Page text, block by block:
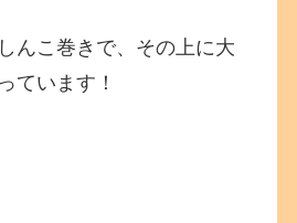
んこ巻きで、その上に大
ています！